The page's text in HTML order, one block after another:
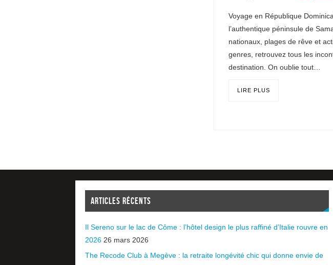
Voyage en République
l’authentique péninsule de
nationaux, plages de rêve et
genres, retrouvez tous les
destination. On oublie tout…
LIRE PLUS
ARTICLES RÉCENTS
Il Sereno sur le lac de Côme : l’hôtel design le plus raffiné d’Italie rouvre en
2026 26 mars 2026
The Recode Club à Megève : la retraite longévité chic qui donne envie de